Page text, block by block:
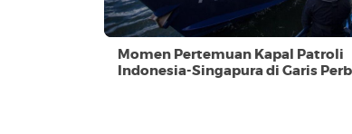
Momen Pertemuan Kapal Patroli
Indonesia-Singapura di Garis